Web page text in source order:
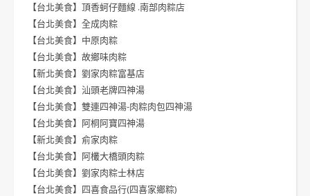
【台北美食】頂香蚵仔麵線 .南部肉粽店
【台北美食】全成肉粽
【台北美食】中原肉粽
【台北美食】故鄉味肉粽
【新北美食】劉家肉粽富基店
【台北美食】汕頭老牌四神湯
【台北美食】雙連四神湯-肉粽肉包四神湯
【台北美食】阿桐阿寶四神湯
【新北美食】俞家肉粽
【台北美食】阿欉大橋頭肉粽
【台北美食】劉家肉粽士林店
【台北美食】四喜食品行(四喜家鄉粽)